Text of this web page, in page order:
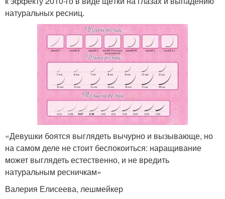
натуральных ресниц.
«Девушки боятся выглядеть вычурно и вызывающе, но
на самом деле не стоит беспокоиться: наращивание
может выглядеть естественно, и не вредить
натуральным ресничкам»
Валерия Елисеева, лешмейкер